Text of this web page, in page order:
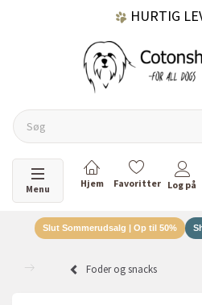
HURTIG
60 DAGES
Skifte navigation
Menu
Slut Sommerudsalg | Op til 50%
Foder og snacks